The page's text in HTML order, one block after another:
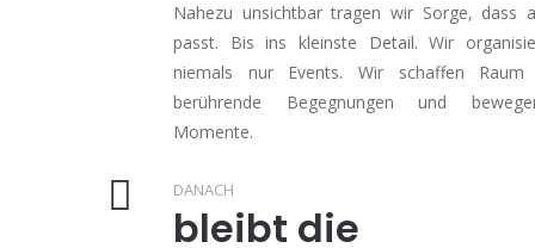
Nahezu unsichtbar tragen wir Sorge, dass
passt. Bis ins kleinste Detail. Wir
niemals nur Events. Wir schaffen
berührende Begegnungen und
Momente.
DANACH
bleibt die